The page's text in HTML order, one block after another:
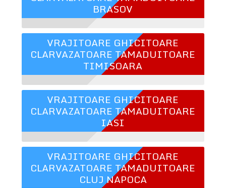
BRASOV
VRAJITOARE GHICITOARE
CLARVAZATOARE TAMADUITOARE
TIMISOARA
VRAJITOARE GHICITOARE
CLARVAZATOARE TAMADUITOARE
IASI
VRAJITOARE GHICITOARE
CLARVAZATOARE TAMADUITOARE
CLUJ NAPOCA